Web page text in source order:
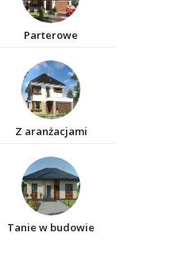
Parterowe
Z aranżacjami
Tanie w budowie